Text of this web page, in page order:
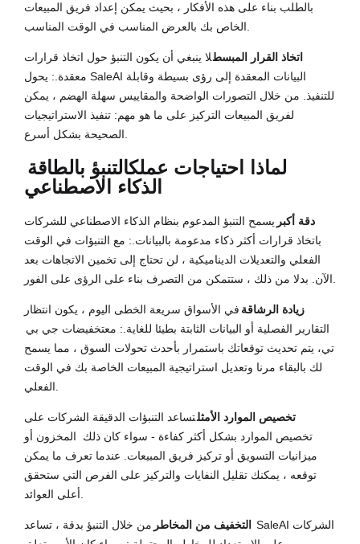
بالطلب بناء على هذه الأفكار ، بحيث يمكن إعداد فريق المبيعات
الخاص بك بالعرض المناسب في الوقت المناسب.
اتخاذ القرار المبسطلا ينبغي أن يكون التنبؤ حول اتخاذ قرارات
معقدة.: يحول SaleAI البيانات المعقدة إلى رؤى بسيطة وقابلة
للتنفيذ. من خلال التصورات الواضحة والمقاييس سهلة الهضم ، يمكن
لفريق المبيعات التركيز على ما هو مهم: تنفيذ الاستراتيجيات
الصحيحة بشكل أسرع.
لماذا احتياجات عملكالتنبؤ بالطاقة
الذكاء الاصطناعي
دقة أكبر يسمح التنبؤ المدعوم بنظام الذكاء الاصطناعي للشركات
باتخاذ قرارات أكثر ذكاء مدعومة بالبيانات.: مع التنبؤات في الوقت
الفعلي والتعديلات الديناميكية ، لن تحتاج إلى تخمين الاتجاهات بعد
الآن. بدلا من ذلك ، ستتمكن من التصرف بناء على الرؤى على الفور.
زيادة الرشاقة في الأسواق سريعة الخطى اليوم ، يكون انتظار
التقارير الفصلية أو البيانات الثابتة بطيئا للغاية.: معتخفيضات جي بي
تي، يتم تحديث توقعاتك باستمرار بأحدث تحولات السوق ، مما يسمح
لك بالبقاء مرنا وتعديل استراتيجية المبيعات الخاصة بك في الوقت
الفعلي.
تخصيص الموارد الأمثلتساعد التنبؤات الدقيقة الشركات على
تخصيص الموارد بشكل أكثر كفاءة - سواء كان ذلك
المخزون أو
ميزانيات التسويق أو تركيز فريق المبيعات. عندما تعرف ما يمكن
توقعه ، يمكنك تقليل النفايات والتركيز على الفرص التي ستحقق
أعلى العوائد.
التخفيف من المخاطر من خلال التنبؤ بدقة ، تساعد SaleAI الشركات